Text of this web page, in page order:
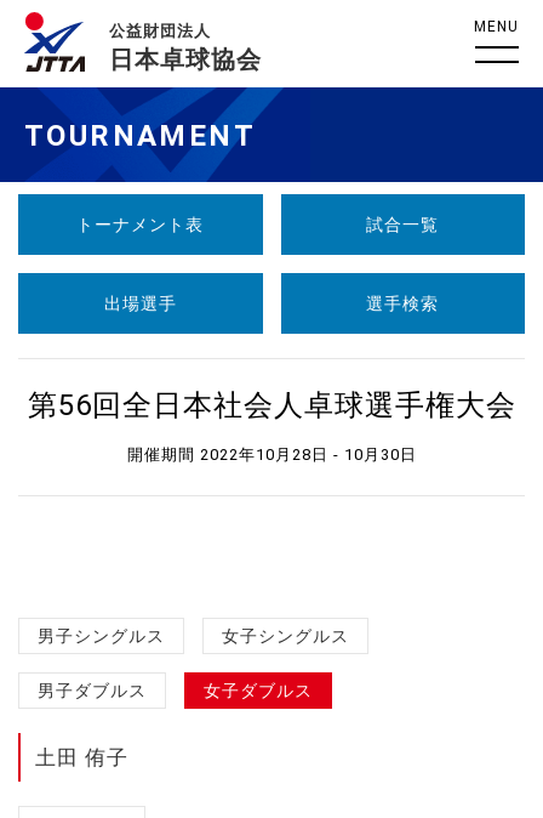
公益財団法人
日本卓球協会
MENU
TOURNAMENT
トーナメント表 試合一覧
出場選手 選手検索
第56回全日本社会人卓球選手権大会
開催期間 2022年10月28日 - 10月30日
男子シングルス 女子シングルス
男子ダブルス 女子ダブルス
土田 侑子